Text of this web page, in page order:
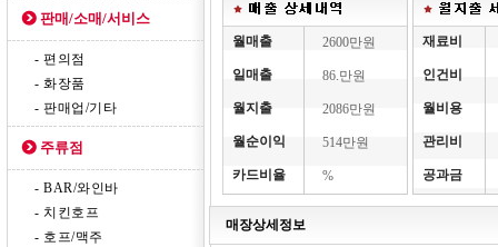
판매/소매/서비스
- 편의점
- 화장품
- 판매업/기타
주류점
- BAR/와인바
- 치킨호프
- 호프/맥주
월매출 2600만원
일매출 86.만원
월지출 2086만원
월순이익 514만원
카드비율 %
재료비
인건비
월비용
관리비
공과금
매장상세정보